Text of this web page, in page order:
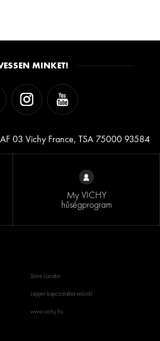
MINKET!
03 Vichy France, TSA 75000 93584
My VICHY
hűségprogram
Store Locator
Lépjen kapcsolatba velünk!
www.vichy.hu